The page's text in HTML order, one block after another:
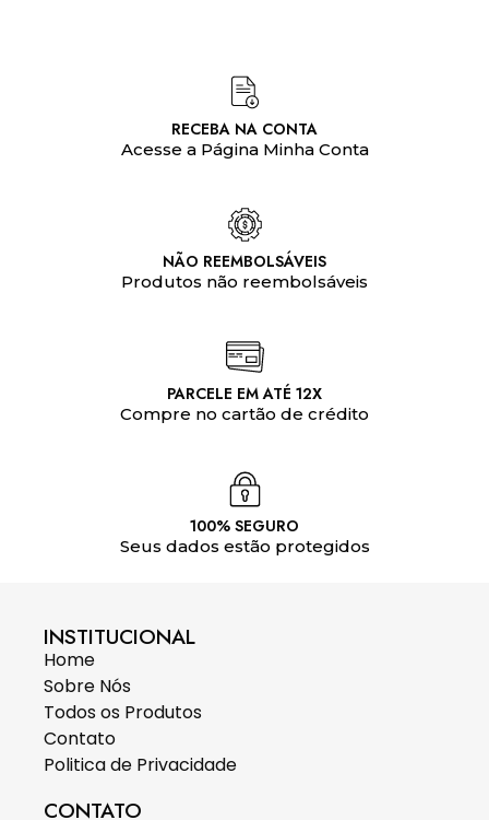
RECEBA NA CONTA
Acesse a Página Minha Conta
NÃO REEMBOLSÁVEIS
Produtos não reembolsáveis
PARCELE EM ATÉ 12X
Compre no cartão de crédito
100% SEGURO
Seus dados estão protegidos
INSTITUCIONAL
Home
Sobre Nós
Todos os Produtos
Contato
Politica de Privacidade
CONTATO